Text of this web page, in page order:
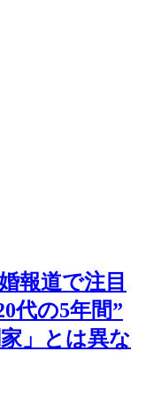
報道で注目
代の5年間”
」とは異な